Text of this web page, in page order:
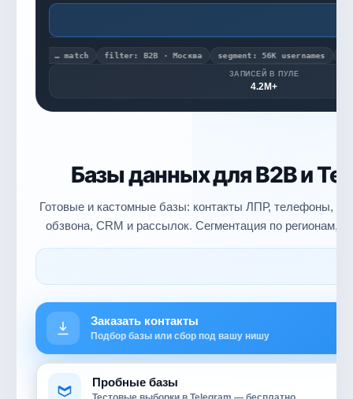
Базы данных для B2B и
Готовые и кастомные базы: контакты ЛПР, телефоны,
обзвона, CRM и рассылок. Сегментация по регионам,
Заказать контакты
Подбор базы или сбор под вашу нишу
Пробные базы
… match filter: B2B · Москва segment: 56K usernames export →
ЗАПИСЕЙ В ПУЛЕ
4.2M+